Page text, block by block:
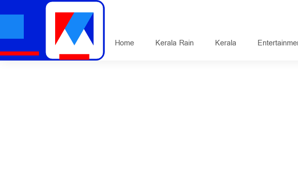
Home Kerala Rain Kerala